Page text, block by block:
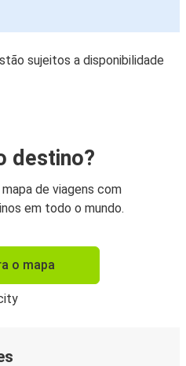
sujeitos a disponibilidade
destino?
de viagens com
em todo o mundo.
o mapa